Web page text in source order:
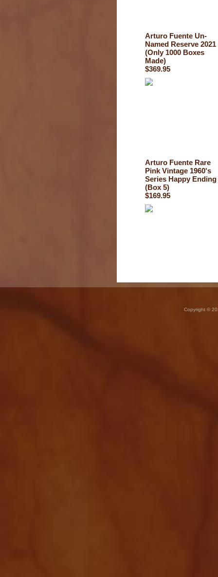
Arturo Fuente Un-
Named Reserve 2021
(Only 1000 Boxes
Made)
$369.95
Arturo Fuente Rare
Pink Vintage 1960's
Series Happy Ending
(Box 5)
$169.95
Copyright ©